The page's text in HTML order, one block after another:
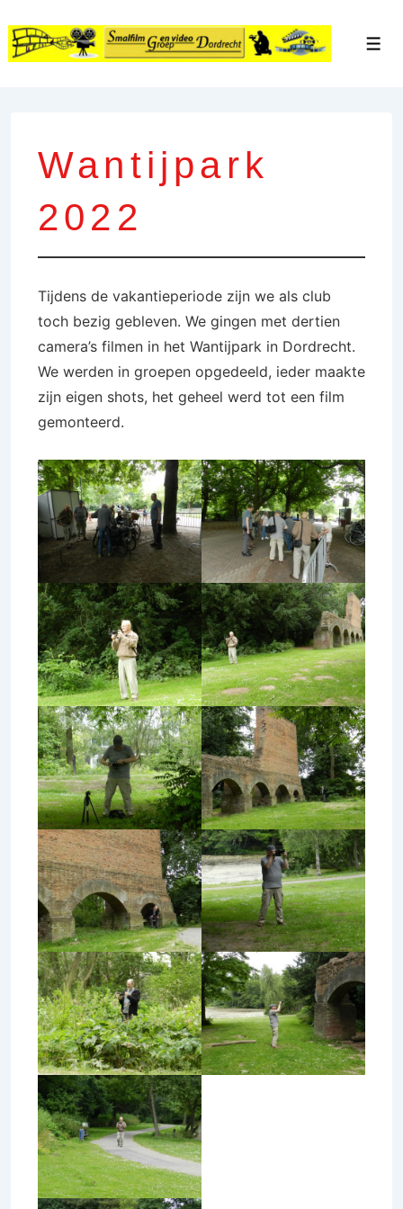
Doorgaan
naar
Wantijpark
2022
Tijdens de vakantieperiode zijn we als club
toch bezig gebleven. We gingen met dertien
camera’s filmen in het Wantijpark in Dordrecht.
We werden in groepen opgedeeld, ieder maakte
zijn eigen shots, het geheel werd tot een film
gemonteerd.